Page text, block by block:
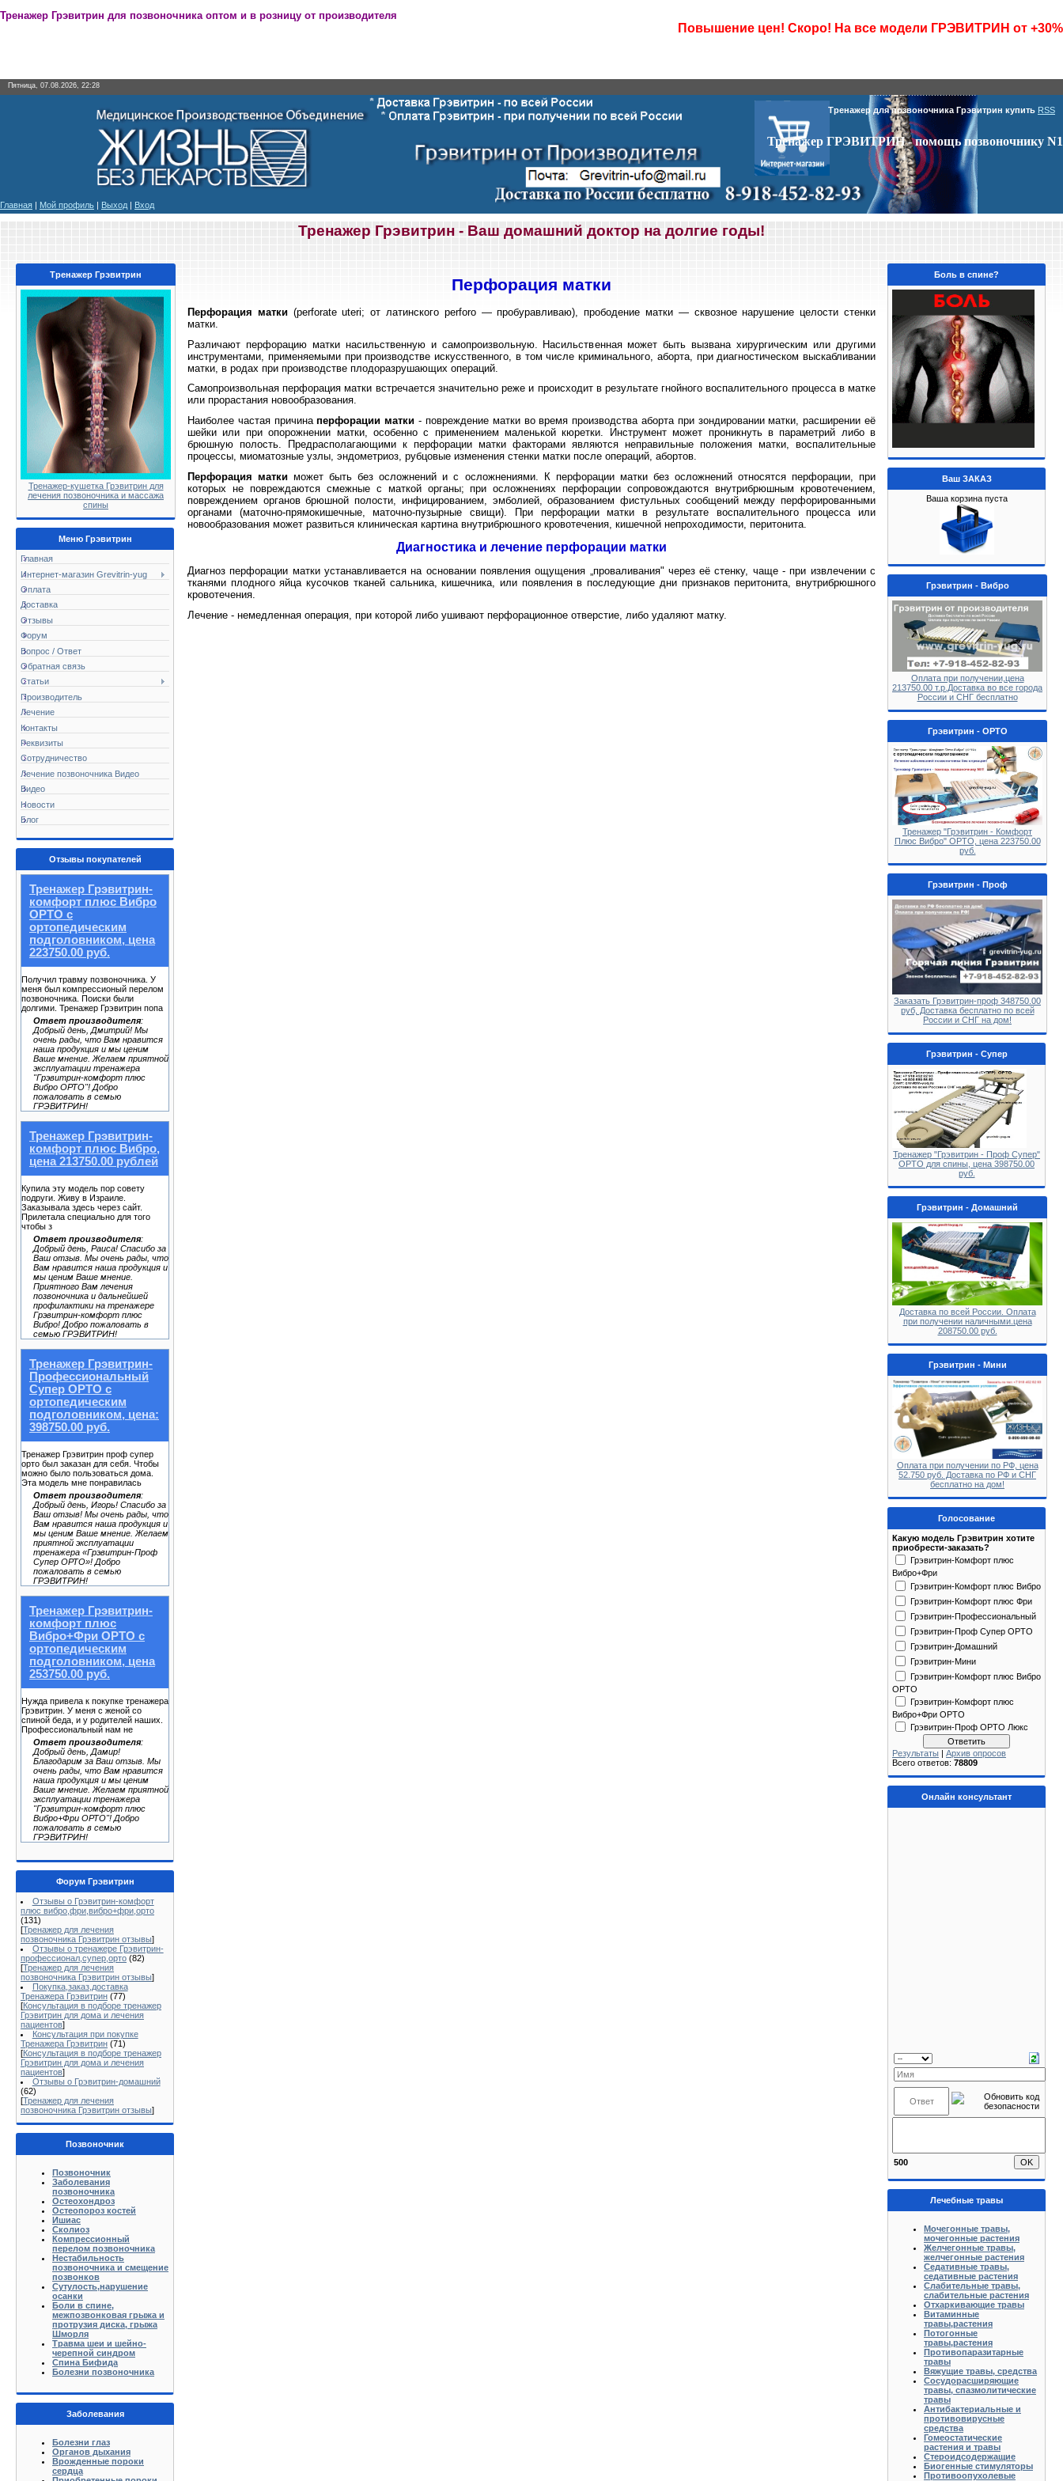
Тренажер Грэвитрин для позвоночника оптом и в розницу от производителя
Повышение цен! Скоро! На все модели ГРЭВИТРИН от +30%
Пятница, 07.08.2026, 22:28
Тренажер для позвоночника Грэвитрин купить RSS
Тренажер ГРЭВИТРИН - помощь позвоночнику N1
Главная | Мой профиль | Выход | Вход
Тренажер Грэвитрин - Ваш домашний доктор на долгие годы!
Тренажер Грэвитрин
Тренажер-кушетка Грэвитрин для
лечения позвоночника и массажа
спины
Меню Грэвитрин
Главная
Интернет-магазин Grevitrin-yug
Оплата
Доставка
Отзывы
Форум
Вопрос / Ответ
Обратная связь
Статьи
Производитель
Лечение
Контакты
Реквизиты
Сотрудничество
Лечение позвоночника Видео
Видео
Новости
Блог
Отзывы покупателей
Тренажер Грэвитрин-
комфорт плюс Вибро
ОРТО с
ортопедическим
подголовником, цена
223750.00 руб.
Получил травму позвоночника. У
меня был компрессионый перелом
позвоночника. Поиски были
долгими. Тренажер Грэвитрин попа
Ответ производителя:
Добрый день, Дмитрий! Мы
очень рады, что Вам нравится
наша продукция и мы ценим
Ваше мнение. Желаем приятной
эксплуатации тренажера
"Грэвитрин-комфорт плюс
Вибро ОРТО"! Добро
пожаловать в семью
ГРЭВИТРИН!
Тренажер Грэвитрин-
комфорт плюс Вибро,
цена 213750.00 рублей
Купила эту модель пор совету
подруги. Живу в Израиле.
Заказывала здесь через сайт.
Прилетала специально для того
чтобы з
Ответ производителя:
Добрый день, Раиса! Спасибо за
Ваш отзыв. Мы очень рады, что
Вам нравится наша продукция и
мы ценим Ваше мнение.
Приятного Вам лечения
позвоночника и дальнейшей
профилактики на тренажере
Грэвитрин-комфорт плюс
Вибро! Добро пожаловать в
семью ГРЭВИТРИН!
Тренажер Грэвитрин-
Профессиональный
Супер ОРТО с
ортопедическим
подголовником, цена:
398750.00 руб.
Тренажер Грэвитрин проф супер
орто был заказан для себя. Чтобы
можно было пользоваться дома.
Эта модель мне понравилась
Ответ производителя:
Добрый день, Игорь! Спасибо за
Ваш отзыв! Мы очень рады, что
Вам нравится наша продукция и
мы ценим Ваше мнение. Желаем
приятной эксплуатации
тренажера «Грэвитрин-Проф
Супер ОРТО»! Добро
пожаловать в семью
ГРЭВИТРИН!
Тренажер Грэвитрин-
комфорт плюс
Вибро+Фри ОРТО с
ортопедическим
подголовником, цена
253750.00 руб.
Нужда привела к покупке тренажера
Грэвитрин. У меня с женой со
спиной беда, и у родителей наших.
Профессиональный нам не
Ответ производителя:
Добрый день, Дамир!
Благодарим за Ваш отзыв. Мы
очень рады, что Вам нравится
наша продукция и мы ценим
Ваше мнение. Желаем приятной
эксплуатации тренажера
"Грэвитрин-комфорт плюс
Вибро+Фри ОРТО"! Добро
пожаловать в семью
ГРЭВИТРИН!
Форум Грэвитрин
Отзывы о Грэвитрин-комфорт
плюс вибро,фри,вибро+фри,орто
(131)
[Тренажер для лечения
позвоночника Грэвитрин отзывы]
Отзывы о тренажере Грэвитрин-
профессионал,супер,орто (82)
[Тренажер для лечения
позвоночника Грэвитрин отзывы]
Покупка,заказ,доставка
Тренажера Грэвитрин (77)
[Консультация в подборе тренажер
Грэвитрин для дома и лечения
пациентов]
Консультация при покупке
Тренажера Грэвитрин (71)
[Консультация в подборе тренажер
Грэвитрин для дома и лечения
пациентов]
Отзывы о Грэвитрин-домашний
(62)
[Тренажер для лечения
позвоночника Грэвитрин отзывы]
Позвоночник
Позвоночник
Заболевания
позвоночника
Остеохондроз
Остеопороз костей
Ишиас
Сколиоз
Компрессионный
перелом позвоночника
Нестабильность
позвоночника и смещение
позвонков
Сутулость,нарушение
осанки
Боли в спине,
межпозвонковая грыжа и
протрузия диска, грыжа
Шморля
Травма шеи и шейно-
черепной синдром
Спина Бифида
Болезни позвоночника
Заболевания
Болезни глаз
Органов дыхания
Врожденные пороки
сердца
Перфорация матки
Перфорация матки(perforate uteri; от латинского perforo — пробуравливаю), прободение матки — сквозное нарушение целости стенки
матки.
Различают перфорацию матки насильственную и самопроизвольную. Насильственная может быть вызвана хирургическим или другими
инструментами, применяемыми при производстве искусственного, в том числе криминального, аборта, при диагностическом выскабливании
матки, в родах при производстве плодоразрушающих операций.
Самопроизвольная перфорация матки встречается значительно реже и происходит в результате гнойного воспалительного процесса в матке
или прорастания новообразования.
Наиболее частая причинаперфорации матки - повреждение матки во время производства аборта при зондировании матки, расширении её
шейки или при опорожнении матки, особенно с применением маленькой кюретки. Инструмент может проникнуть в параметрий либо в
брюшную полость. Предрасполагающими к перфорации матки факторами являются неправильные положения матки, воспалительные
процессы, миоматозные узлы, эндометриоз, рубцовые изменения стенки матки после операций, абортов.
Перфорация матки может быть без осложнений и с осложнениями. К перфорации матки без осложнений относятся перфорации, при
которых не повреждаются смежные с маткой органы; при осложнениях перфорации сопровождаются внутрибрюшным кровотечением,
повреждением органов брюшной полости, инфицированием, эмболией, образованием фистульных сообщений между перфорированными
органами (маточно-прямокишечные, маточно-пузырные свищи). При перфорации матки в результате воспалительного процесса или
новообразования может развиться клиническая картина внутрибрюшного кровотечения, кишечной непроходимости, перитонита.
Диагностика и лечение перфорации матки
Диагноз перфорации матки устанавливается на основании появления ощущения „проваливания" через её стенку, чаще - при извлечении с
тканями плодного яйца кусочков тканей сальника, кишечника, или появления в последующие дни признаков перитонита, внутрибрюшного
кровотечения.
Лечение - немедленная операция, при которой либо ушивают перфорационное отверстие, либо удаляют матку.
Боль в спине?
Ваш ЗАКАЗ
Ваша корзина пуста
Грэвитрин - Вибро
Оплата при получении,цена
213750.00 т.р.Доставка во все города
России и СНГ бесплатно
Грэвитрин - ОРТО
Тренажер "Грэвитрин - Комфорт
Плюс Вибро" ОРТО, цена 223750.00
руб.
Грэвитрин - Проф
Заказать Грэвитрин-проф 348750.00
руб, Доставка бесплатно по всей
России и СНГ на дом!
Грэвитрин - Супер
Тренажер "Грэвитрин - Проф Супер"
ОРТО для спины, цена 398750.00
руб.
Грэвитрин - Домашний
Доставка по всей России. Оплата
при получении наличными.цена
208750.00 руб.
Грэвитрин - Мини
Оплата при получении по РФ, цена
52.750 руб. Доставка по РФ и СНГ
бесплатно на дом!
Голосование
Какую модель Грэвитрин хотите
приобрести-заказать?
Грэвитрин-Комфорт плюс
Вибро+Фри
Грэвитрин-Комфорт плюс Вибро
Грэвитрин-Комфорт плюс Фри
Грэвитрин-Профессиональный
Грэвитрин-Проф Супер ОРТО
Грэвитрин-Домашний
Грэвитрин-Мини
Грэвитрин-Комфорт плюс Вибро
ОРТО
Грэвитрин-Комфорт плюс
Вибро+Фри ОРТО
Грэвитрин-Проф ОРТО Люкс
Результаты | Архив опросов
Всего ответов: 78809
Онлайн консультант
500
Лечебные травы
Мочегонные травы,
мочегонные растения
Желчегонные травы,
желчегонные растения
Седативные травы,
седативные растения
Слабительные травы,
слабительные растения
Отхаркивающие травы
Витаминные
травы,растения
Потогонные
травы,растения
Противопаразитарные
травы
Вяжущие травы, средства
Сосудорасширяющие
травы, спазмолитические
травы
Антибактериальные и
противовирусные
средства
Гомеостатические
растения и травы
Стероидсодержащие
Биогенные стимуляторы
Противоопухолевые